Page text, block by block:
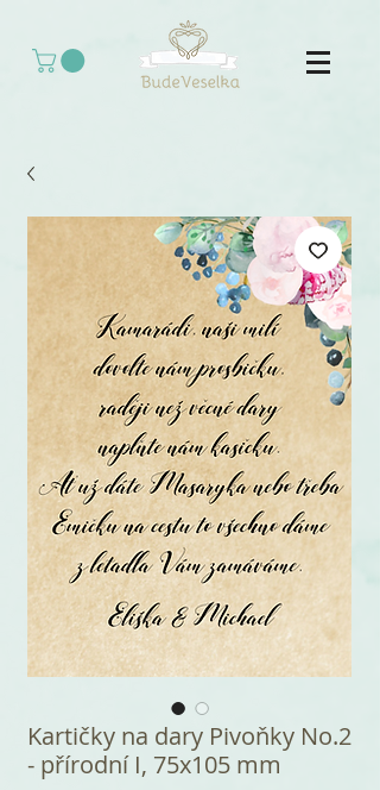
Kartičky na dary Pivoňky No.2
- přírodní I, 75x105 mm